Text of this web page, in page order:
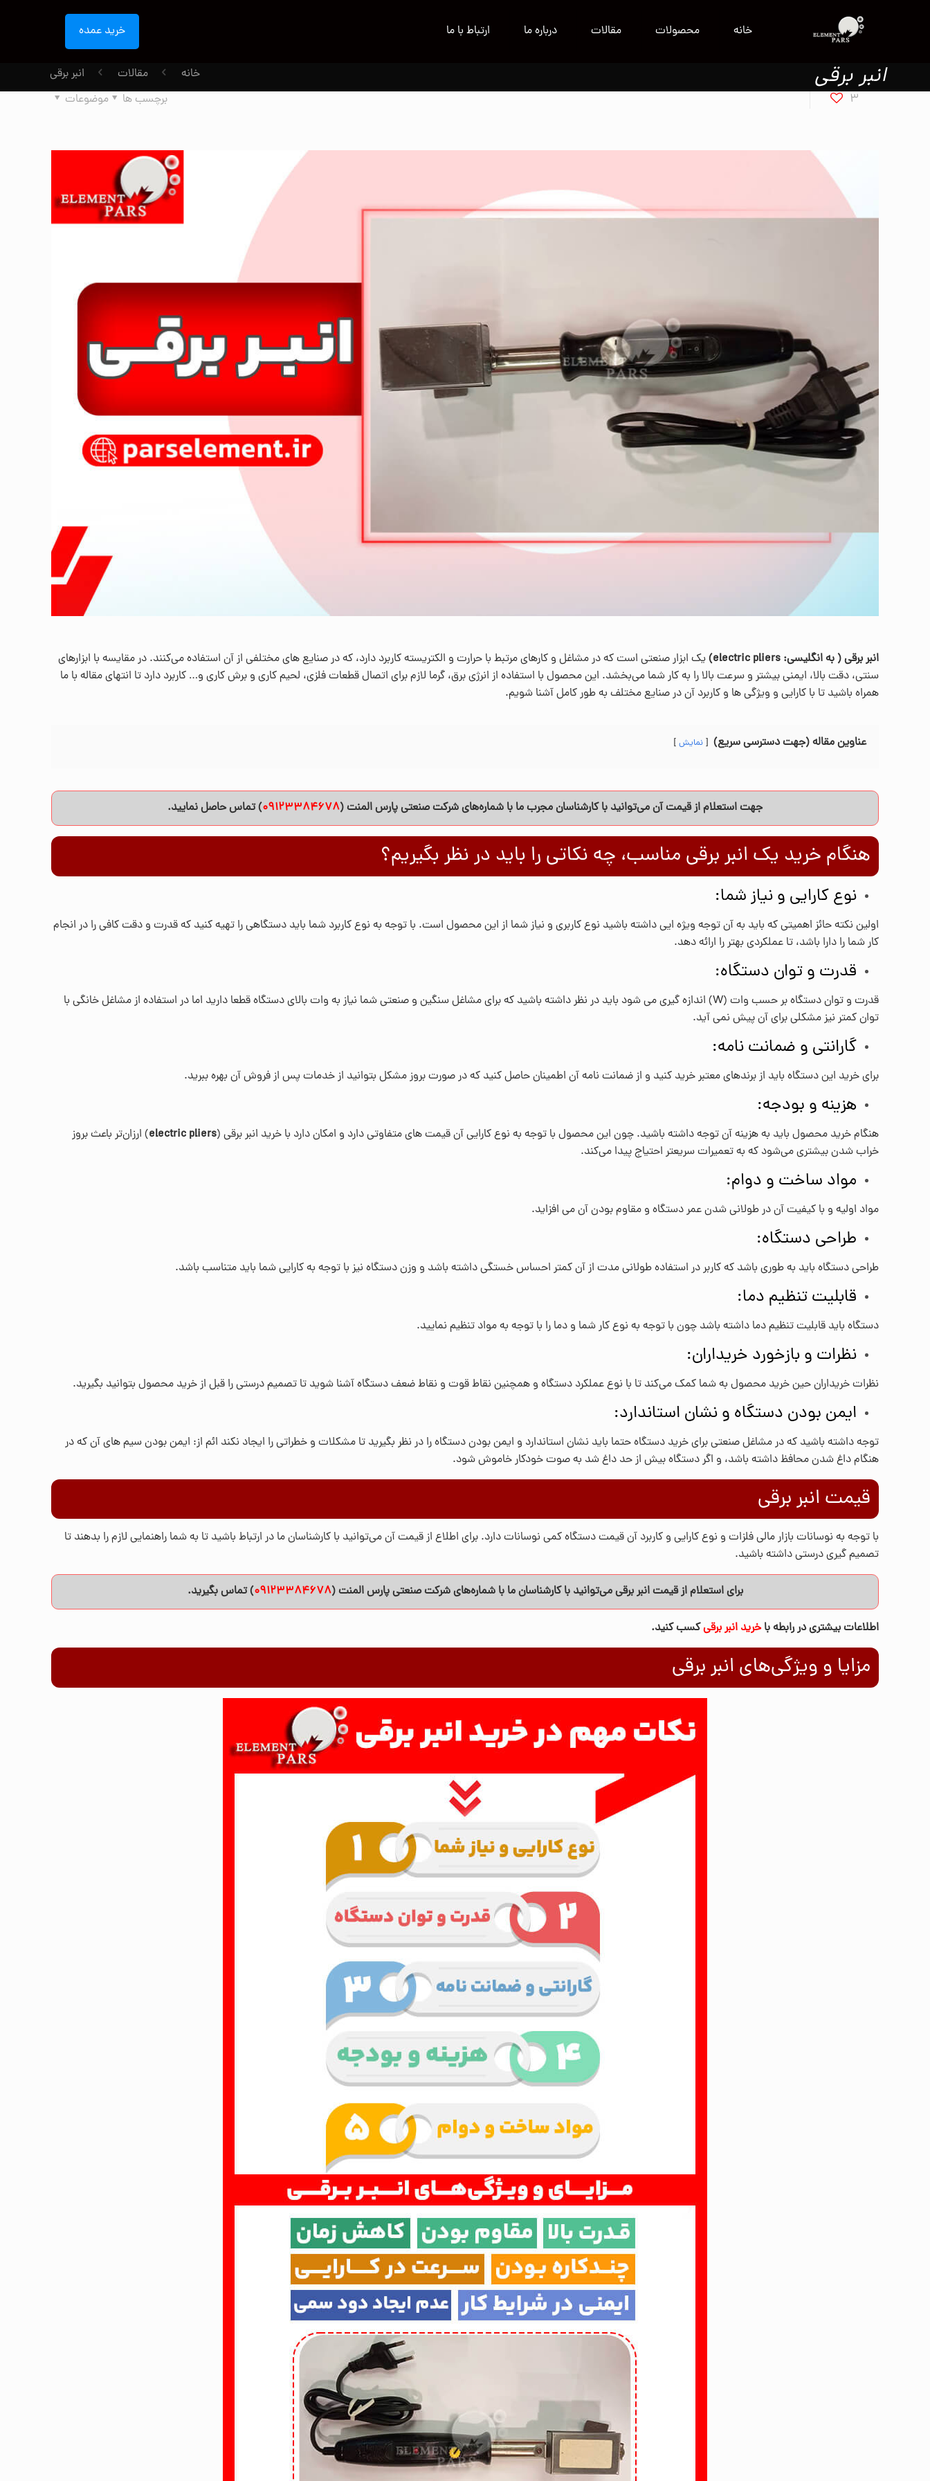
خانه محصولات مقالات درباره ما ارتباط با ما خرید عمده
انبر برقی خانه مقالات انبر برقی
3 موضوعات برچسب ها
انبر برقی‌ ( به انگلیسی:‌ electric pliers)
یک ابزار صنعتی است که در مشاغل و کارهای مرتبط با حرارت و الکتریسته کاربرد دارد، که در صنایع های مختلفی از آن استفاده می‌کنند. در مقایسه با ابزارهای
سنتی، دقت بالا، ایمنی بیشتر و سرعت بالا را به کار شما می‌بخشد. این محصول با استفاده از انرژی برق، گرما لازم برای اتصال قطعات فلزی، لحیم کاری و برش کاری و… کاربرد دارد تا انتهای مقاله با ما
همراه باشید تا با کارایی و ویژگی ها و کاربرد آن در صنایع مختلف به طور کامل آشنا شویم.
عناوین مقاله (جهت دسترسی سریع) نمایش
جهت استعلام از قیمت آن می‌توانید با کارشناسان مجرب ما با شماره‌های شرکت صنعتی پارس المنت (09123384678) تماس حاصل نمایید.
هنگام خرید یک انبر برقی مناسب، چه نکاتی را باید در نظر بگیریم؟
نوع کارایی و نیاز شما:
اولین نکته حائز اهمیتی که باید به آن توجه ویژه ایی داشته باشید نوع کاربری و نیاز شما از این محصول است. با توجه به نوع کاربرد شما باید دستگاهی را تهیه کنید که قدرت و دقت کافی را در انجام
کار شما را دارا باشد، تا عملکردی بهتر را ارائه دهد.
قدرت و توان دستگاه:
قدرت و توان دستگاه بر حسب وات (W) اندازه گیری می شود باید در نظر داشته باشید که برای مشاغل سنگین و صنعتی شما نیاز به وات بالای دستگاه قطعا دارید اما در استفاده از مشاغل خانگی با
توان کمتر نیز مشکلی برای آن پیش نمی آید.
گارانتی و ضمانت نامه:
برای خرید این دستگاه باید از برندهای معتبر خرید کنید و از ضمانت نامه آن اطمینان حاصل کنید که در صورت بروز مشکل بتوانید از خدمات پس از فروش آن بهره ببرید.
هزینه و بودجه:
هنگام خرید محصول باید به هزینه آن توجه داشته باشید. چون این محصول با توجه به نوع کارایی آن قیمت های متفاوتی دارد و امکان دارد با خرید انبر برقی (electric pliers) ارزان‌تر باعث بروز
خراب شدن بیشتری می‌شود که به تعمیرات سریعتر احتیاج پیدا می‌کند.
مواد ساخت و دوام:
مواد اولیه و با کیفیت آن در طولانی شدن عمر دستگاه و مقاوم بودن آن می افزاید.
طراحی دستگاه:
طراحی دستگاه باید به طوری باشد که کاربر در استفاده طولانی مدت از آن کمتر احساس خستگی داشته باشد و وزن دستگاه نیز با توجه به کارایی شما باید متناسب باشد.
قابلیت تنظیم دما:
دستگاه باید قابلیت تنظیم دما داشته باشد چون با توجه به نوع کار شما و دما را با توجه به مواد تنظیم نمایید.
نظرات و بازخورد خریداران:
نظرات خریداران حین خرید محصول به شما کمک می‌کند تا با نوع عملکرد دستگاه و همچنین نقاط قوت و نقاط ضعف دستگاه آشنا شوید تا تصمیم درستی را قبل از خرید محصول بتوانید بگیرید.
ایمن بودن دستگاه و نشان استاندارد:
توجه داشته باشید که در مشاغل صنعتی برای خرید دستگاه حتما باید نشان استاندارد و ایمن بودن دستگاه را در نظر بگیرید تا مشکلات و خطراتی را ایجاد نکند ائم از: ایمن بودن سیم های آن که در
هنگام داغ شدن محافظ داشته باشد، و اگر دستگاه بیش از حد داغ شد به صوت خودکار خاموش شود.
قیمت انبر برقی
با توجه به نوسانات بازار مالی فلزات و نوع کارایی و کاربرد آن قیمت دستگاه کمی نوسانات دارد. برای اطلاع از قیمت آن می‌توانید با کارشناسان ما در ارتباط باشید تا به شما راهنمایی لازم را بدهند تا
تصمیم گیری درستی داشته باشید.
برای استعلام از قیمت انبر برقی می‌توانید با کارشناسان ما با شماره‌های شرکت صنعتی پارس المنت (09123384678) تماس بگیرید.
اطلاعات بیشتری در رابطه باخرید انبر برقیکسب کنید.
مزایا و ویژگی‌های انبر برقی